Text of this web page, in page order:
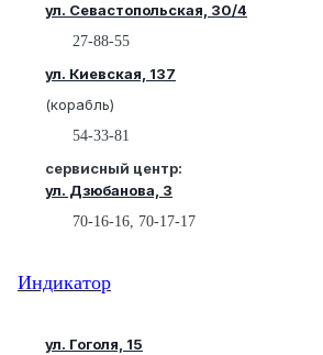
ул. Севастопольская, 30/4
27-88-55
ул. Киевская, 137
(корабль)
54-33-81
сервисный центр:
ул. Дзюбанова, 3
70-16-16, 70-17-17
Индикатор
ул. Гоголя, 15